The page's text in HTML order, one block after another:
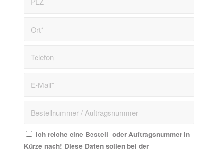
Ich reiche eine Bestell- oder Auftragsnummer in
Kürze nach! Diese Daten sollen bei der